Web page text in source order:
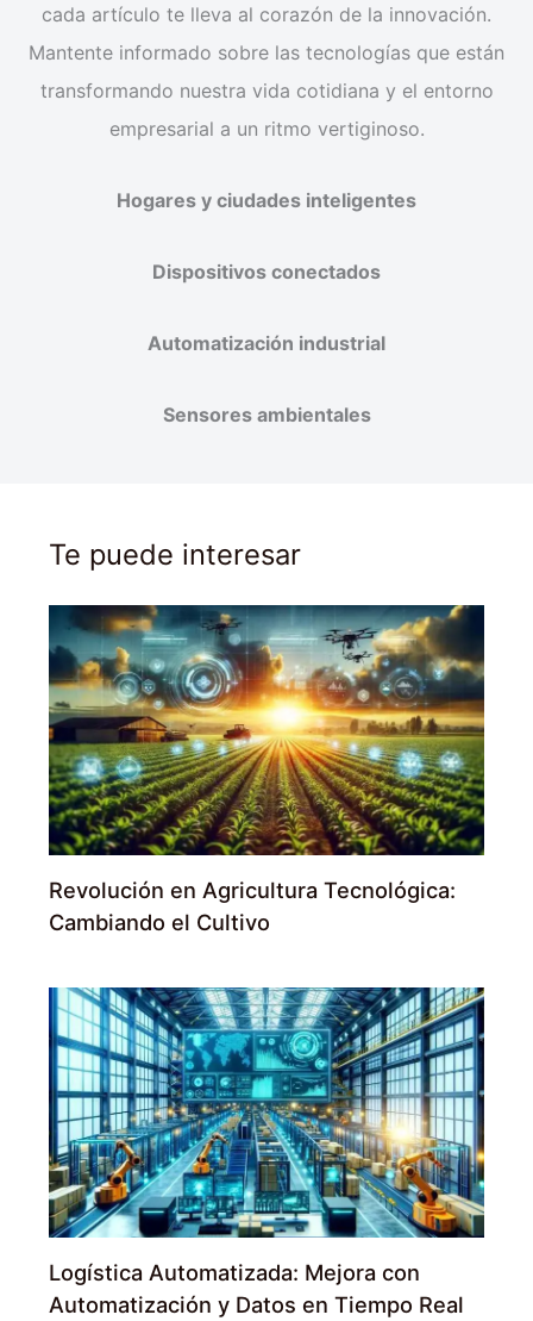
cada artículo te lleva al corazón de la innovación.
Mantente informado sobre las tecnologías que están
transformando nuestra vida cotidiana y el entorno
empresarial a un ritmo vertiginoso.
Hogares y ciudades inteligentes
Dispositivos conectados
Automatización industrial
Sensores ambientales
Te puede interesar
Revolución en Agricultura Tecnológica:
Cambiando el Cultivo
Logística Automatizada: Mejora con
Automatización y Datos en Tiempo Real